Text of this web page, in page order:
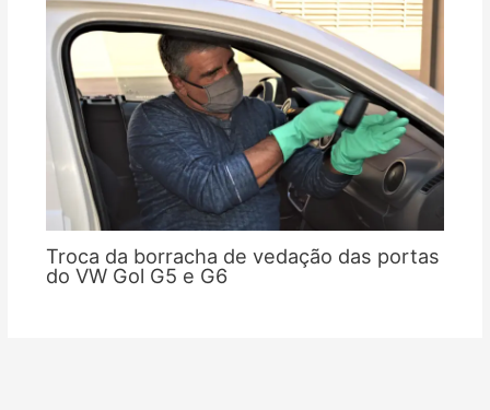
Troca da borracha de vedação das portas
do VW Gol G5 e G6